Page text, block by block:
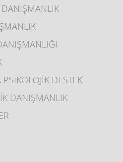
DANIŞMANLIK
DESTEK
DANIŞMANLIK